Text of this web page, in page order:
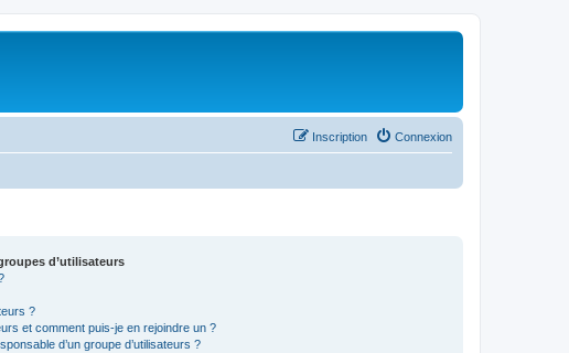
Connexion
Inscription
d’utilisateurs
?
et comment puis-je en rejoindre un ?
d’un groupe d’utilisateurs ?